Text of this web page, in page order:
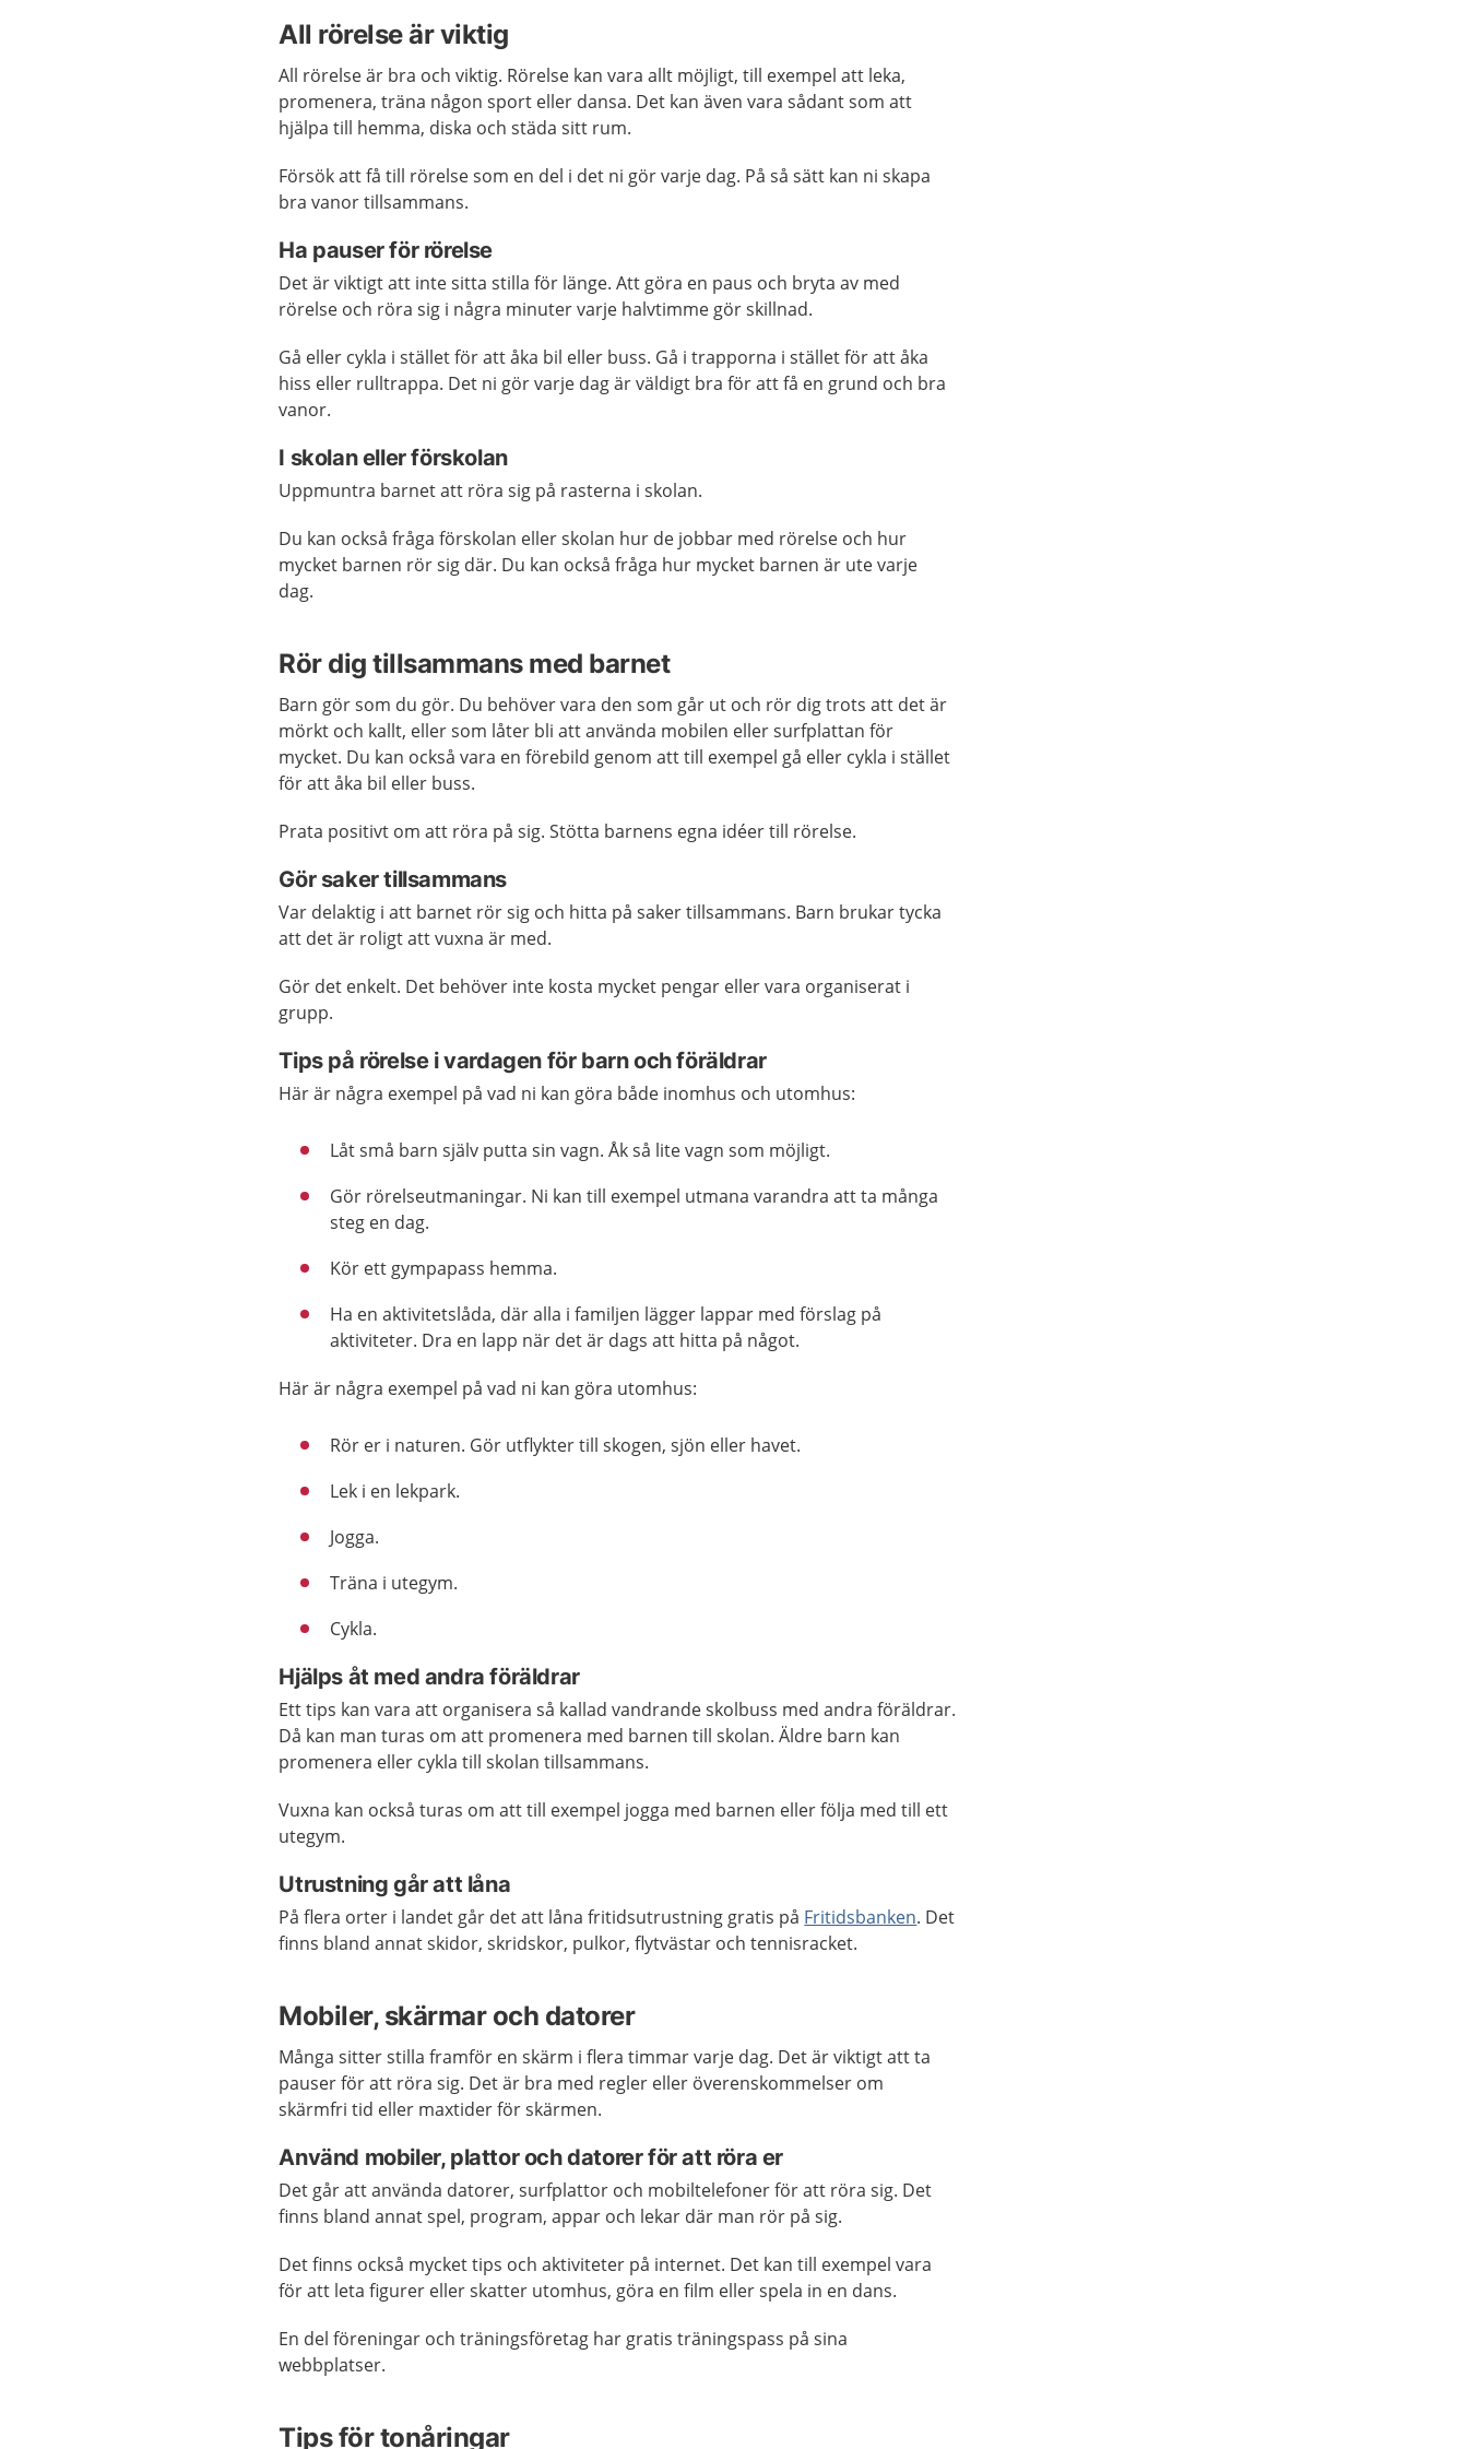
All rörelse är viktig
All rörelse är bra och viktig. Rörelse kan vara allt möjligt, till exempel att leka,
promenera, träna någon sport eller dansa. Det kan även vara sådant som att
hjälpa till hemma, diska och städa sitt rum.
Försök att få till rörelse som en del i det ni gör varje dag. På så sätt kan ni skapa
bra vanor tillsammans.
Ha pauser för rörelse
Det är viktigt att inte sitta stilla för länge. Att göra en paus och bryta av med
rörelse och röra sig i några minuter varje halvtimme gör skillnad.
Gå eller cykla i stället för att åka bil eller buss. Gå i trapporna i stället för att åka
hiss eller rulltrappa. Det ni gör varje dag är väldigt bra för att få en grund och bra
vanor.
I skolan eller förskolan
Uppmuntra barnet att röra sig på rasterna i skolan.
Du kan också fråga förskolan eller skolan hur de jobbar med rörelse och hur
mycket barnen rör sig där. Du kan också fråga hur mycket barnen är ute varje
dag.
Rör dig tillsammans med barnet
Barn gör som du gör. Du behöver vara den som går ut och rör dig trots att det är
mörkt och kallt, eller som låter bli att använda mobilen eller surfplattan för
mycket. Du kan också vara en förebild genom att till exempel gå eller cykla i stället
för att åka bil eller buss.
Prata positivt om att röra på sig. Stötta barnens egna idéer till rörelse.
Gör saker tillsammans
Var delaktig i att barnet rör sig och hitta på saker tillsammans. Barn brukar tycka
att det är roligt att vuxna är med.
Gör det enkelt. Det behöver inte kosta mycket pengar eller vara organiserat i
grupp.
Tips på rörelse i vardagen för barn och föräldrar
Här är några exempel på vad ni kan göra både inomhus och utomhus:
Låt små barn själv putta sin vagn. Åk så lite vagn som möjligt.
Gör rörelseutmaningar. Ni kan till exempel utmana varandra att ta många
steg en dag.
Kör ett gympapass hemma.
Ha en aktivitetslåda, där alla i familjen lägger lappar med förslag på
aktiviteter. Dra en lapp när det är dags att hitta på något.
Här är några exempel på vad ni kan göra utomhus:
Rör er i naturen. Gör utflykter till skogen, sjön eller havet.
Lek i en lekpark.
Jogga.
Träna i utegym.
Cykla.
Hjälps åt med andra föräldrar
Ett tips kan vara att organisera så kallad vandrande skolbuss med andra föräldrar.
Då kan man turas om att promenera med barnen till skolan. Äldre barn kan
promenera eller cykla till skolan tillsammans.
Vuxna kan också turas om att till exempel jogga med barnen eller följa med till ett
utegym.
Utrustning går att låna
På flera orter i landet går det att låna fritidsutrustning gratis på Fritidsbanken. Det
finns bland annat skidor, skridskor, pulkor, flytvästar och tennisracket.
Mobiler, skärmar och datorer
Många sitter stilla framför en skärm i flera timmar varje dag. Det är viktigt att ta
pauser för att röra sig. Det är bra med regler eller överenskommelser om
skärmfri tid eller maxtider för skärmen.
Använd mobiler, plattor och datorer för att röra er
Det går att använda datorer, surfplattor och mobiltelefoner för att röra sig. Det
finns bland annat spel, program, appar och lekar där man rör på sig.
Det finns också mycket tips och aktiviteter på internet. Det kan till exempel vara
för att leta figurer eller skatter utomhus, göra en film eller spela in en dans.
En del föreningar och träningsföretag har gratis träningspass på sina
webbplatser.
Tips för tonåringar